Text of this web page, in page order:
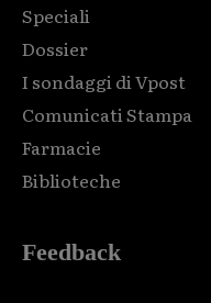
Speciali
Dossier
I sondaggi di Vpost
Comunicati Stampa
Farmacie
Biblioteche
Feedback